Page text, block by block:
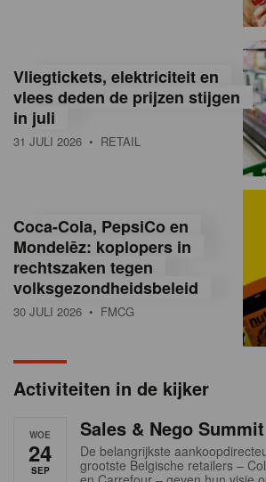
g
ë
e
a
n
Vliegtickets, elektriciteit en
vlees deden de prijzen stijgen
in juli
31 JULI 2026 • RETAIL
Coca-Cola, PepsiCo en
Mondelēz: koplopers in
rechtszaken tegen
volksgezondheidsbeleid
30 JULI 2026 • FMCG
Activiteiten in de kijker
WOE
24
SEP
Sales & Nego
De belangrijkste
grootste Belgische retailers –